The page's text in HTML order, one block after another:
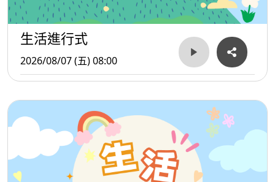
生活進行式
2026/08/07 (五) 08:00